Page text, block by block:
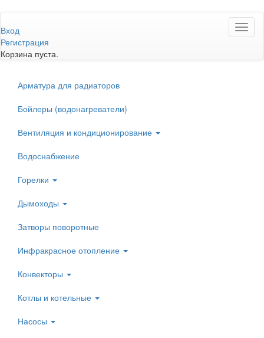
к
основному
содержанию
Вход
Регистрация
Корзина пуста.
Арматура для радиаторов
Бойлеры (водонагреватели)
Вентиляция и кондиционирование
Водоснабжение
Горелки
Дымоходы
Затворы поворотные
Инфракрасное отопление
Конвекторы
Котлы и котельные
Насосы